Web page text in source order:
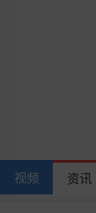
视频 资讯